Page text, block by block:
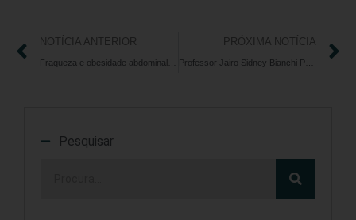
NOTÍCIA ANTERIOR PRÓXIMA NOTÍCIA
Professor Jairo Sidney Bianchi Peres toma posse como imortal da Academia Brasileira de Educação Física
Pesquisar